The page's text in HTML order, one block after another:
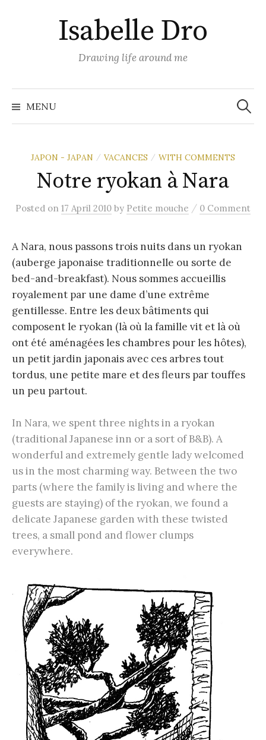
Isabelle Dro
Drawing life around me
MENU
Search
for:
JAPON - JAPAN / VACANCES / WITH COMMENTS
Notre ryokan à Nara
Posted on 17 April 2010 by Petite mouche / 0 Comment
A Nara, nous passons trois nuits dans un ryokan
(auberge japonaise traditionnelle ou sorte de
bed-and-breakfast). Nous sommes accueillis
royalement par une dame d’une extrême
gentillesse. Entre les deux bâtiments qui
composent le ryokan (là où la famille vit et là où
ont été aménagées les chambres pour les hôtes),
un petit jardin japonais avec ces arbres tout
tordus, une petite mare et des fleurs par touffes
un peu partout.
In Nara, we spent three nights in a ryokan
(traditional Japanese inn or a sort of B&B). A
wonderful and extremely gentle lady welcomed
us in the most charming way. Between the two
parts (where the family is living and where the
guests are staying) of the ryokan, we found a
delicate Japanese garden with these twisted
trees, a small pond and flower clumps
everywhere.